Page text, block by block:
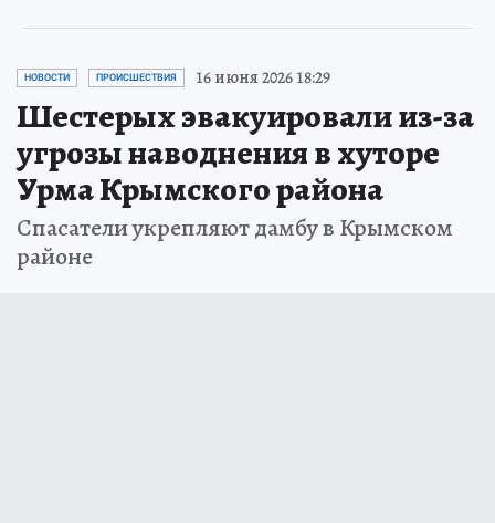
НОВОСТИ ПРОИСШЕСТВИЯ 16 июня 2026 18:29
Шестерых эвакуировали из-за
угрозы наводнения в хуторе
Урма Крымского района
Спасатели укрепляют дамбу в Крымском
районе